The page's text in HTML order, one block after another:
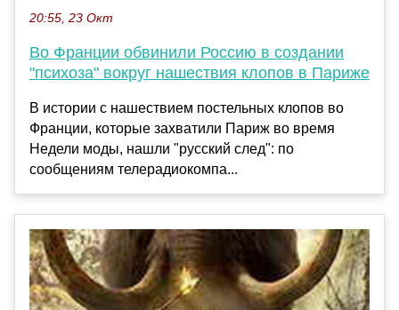
20:55, 23 Окт
Во Франции обвинили Россию в создании
"психоза" вокруг нашествия клопов в Париже
В истории с нашествием постельных клопов во
Франции, которые захватили Париж во время
Недели моды, нашли "русский след": по
сообщениям телерадиокомпа...